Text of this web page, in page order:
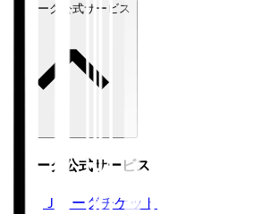
Ｊリーグ公式サービス
Ｊリーグ公式サービス
Ｊリーグチケット